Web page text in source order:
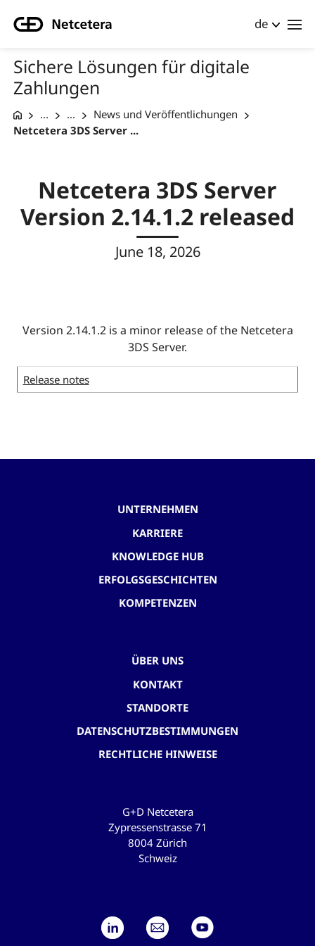
de
Sichere Lösungen für digitale
Zahlungen
... ...
News und Veröffentlichungen
Netcetera 3DS Server ...
Netcetera 3DS Server
Version 2.14.1.2 released
June 18, 2026
Version 2.14.1.2 is a minor release of the Netcetera
3DS Server.
Release notes
UNTERNEHMEN
KARRIERE
KNOWLEDGE HUB
ERFOLGSGESCHICHTEN
KOMPETENZEN
ÜBER UNS
KONTAKT
STANDORTE
DATENSCHUTZBESTIMMUNGEN
RECHTLICHE HINWEISE
G+D Netcetera
Zypressenstrasse 71
8004 Zürich
Schweiz